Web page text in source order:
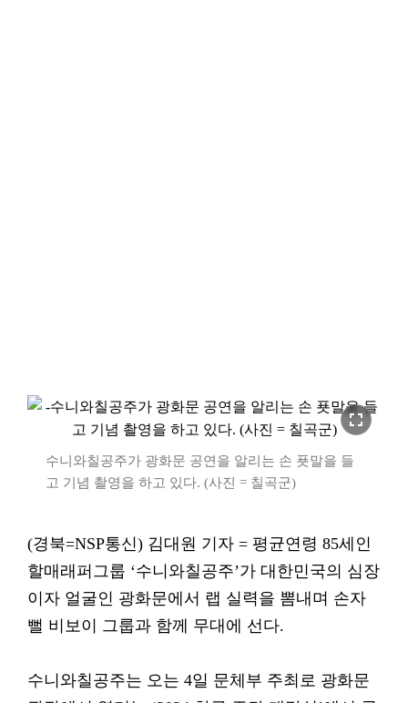
fullscreen
수니와칠공주가 광화문 공연을 알리는 손 푯말을 들
고 기념 촬영을 하고 있다. (사진 = 칠곡군)
(경북=NSP통신) 김대원 기자 = 평균연령 85세인
할매래퍼그룹 ‘수니와칠공주’가 대한민국의 심장
이자 얼굴인 광화문에서 랩 실력을 뽐내며 손자
뻘 비보이 그룹과 함께 무대에 선다.
수니와칠공주는 오는 4일 문체부 주최로 광화문